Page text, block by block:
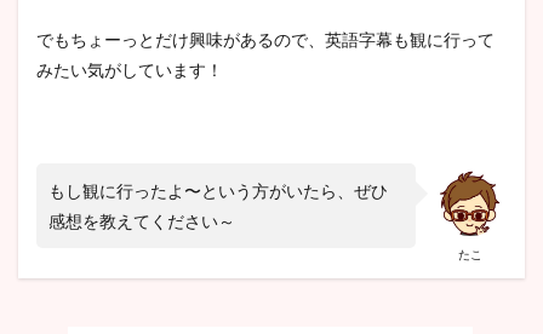
でもちょーっとだけ興味があるので、英語字幕も観に行って
みたい気がしています！
たこ
もし観に行ったよ〜という方がいたら、ぜひ
感想を教えてください～